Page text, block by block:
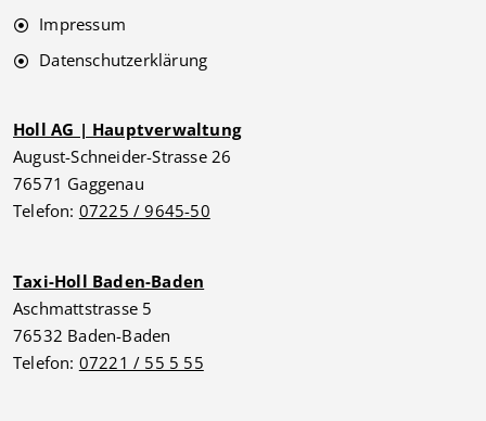
Impressum
Datenschutzerklärung
Holl AG | Hauptverwaltung
August-Schneider-Strasse 26
76571 Gaggenau
Telefon: 07225 / 9645-50
Taxi-Holl Baden-Baden
Aschmattstrasse 5
76532 Baden-Baden
Telefon: 07221 / 55 5 55